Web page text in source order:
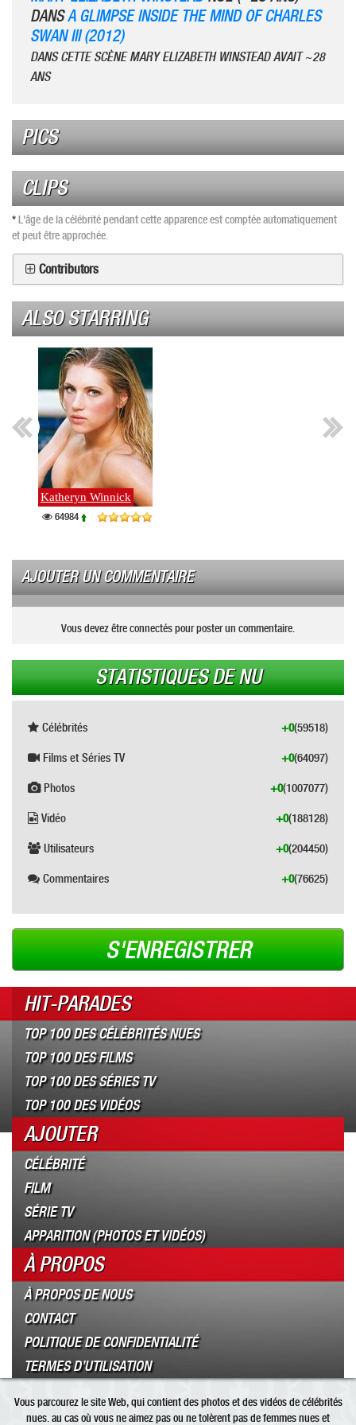
DANSA GLIMPSE INSIDE THE MIND OF CHARLES
SWAN III (2012)
DANS CETTE SCÈNE MARY ELIZABETH WINSTEAD AVAIT ~28
ANS
PICS
CLIPS
*L'âge de la célébrité pendant cette apparence est comptée automatiquement
et peut être approchée.
Contributors
ALSO STARRING
Katheryn Winnick
64984
AJOUTER UN COMMENTAIRE
Vous devez être connectés pour poster un commentaire.
STATISTIQUES DE NU
Célébrités (59518)
+0
Films et Séries TV (64097)
+0
Photos (1007077)
+0
Vidéo (188128)
+0
Utilisateurs (204450)
+0
Commentaires (76625)
+0
S'ENREGISTRER
HIT-PARADES
TOP 100 DES CÉLÉBRITÉS NUES
TOP 100 DES FILMS
TOP 100 DES SÉRIES TV
TOP 100 DES VIDÉOS
AJOUTER
CÉLÉBRITÉ
FILM
SÉRIE TV
APPARITION (PHOTOS ET VIDÉOS)
À PROPOS
À PROPOS DE NOUS
CONTACT
POLITIQUE DE CONFIDENTIALITÉ
TERMES D’UTILISATION
Vous parcourez le site Web, qui contient des photos et des vidéos de célébrités
nues. au cas où vous ne aimez pas ou ne tolèrent pas de femmes nues et